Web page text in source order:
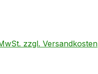
zzgl. Versandkosten